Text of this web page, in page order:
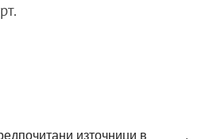
източници в